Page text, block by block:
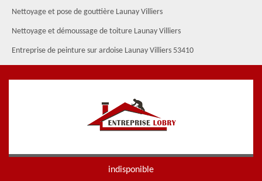
Nettoyage et pose de gouttière Launay Villiers
Nettoyage et démoussage de toiture Launay Villiers
Entreprise de peinture sur ardoise Launay Villiers 53410
indisponible